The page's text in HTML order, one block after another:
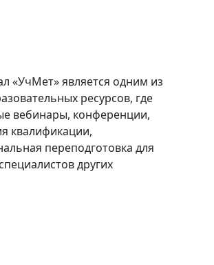
«УчМет» является одним из
ресурсов, где
вебинары, конференции,
квалификации,
переподготовка для
других